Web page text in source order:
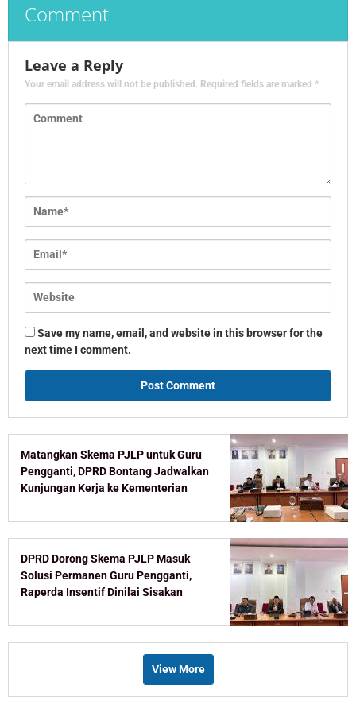
Comment
Leave a Reply
Your email address will not be published. Required fields are marked *
Save my name, email, and website in this browser for the
next time I comment.
Matangkan Skema PJLP untuk Guru
Pengganti, DPRD Bontang Jadwalkan
Kunjungan Kerja ke Kementerian
DPRD Dorong Skema PJLP Masuk
Solusi Permanen Guru Pengganti,
Raperda Insentif Dinilai Sisakan
View More